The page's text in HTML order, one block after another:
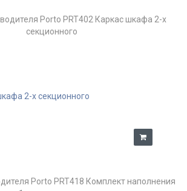
2-х секционного